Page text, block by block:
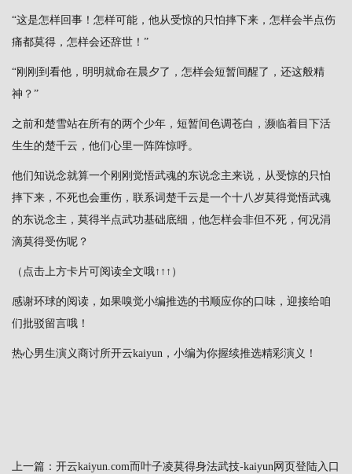
“这是怎样回事！怎样可能，他从受惊的只怕摔下来，怎样会半点伤
痛都莫得，怎样会还辞世！”
“刚刚到看他，明明就命在晨夕了，怎样会短暂间醒了，还这般精
神？”
之前和楚雪站在所有的两个少年，短暂间色调苍白，濒临着目下活
生生的楚千云，他们心里一阵阵惊呼。
他们知说念就算一个刚刚觉悟武魂的东说念主来说，从受惊的只怕
摔下来，不死也会重伤，联系词楚千云是一个十八岁莫得觉悟武魂
的东说念主，莫得半点武功基础底细，他怎样会非但不死，何况涓
滴莫得受伤呢？
（点击上方卡片可阅读全文哦↑↑↑）
感谢环球的阅读，如果嗅觉小编推选的书顺应你的口味，迎接给咱
们批驳留言哦！
热心男生演义商讨所开云kaiyun，小编为你握续推选精彩演义！
上一篇： 开云kaiyun.com而叶子凌莫得身法武技-kaiyun网页登陆入口